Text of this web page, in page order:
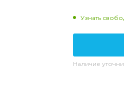
Узнать
Наличие